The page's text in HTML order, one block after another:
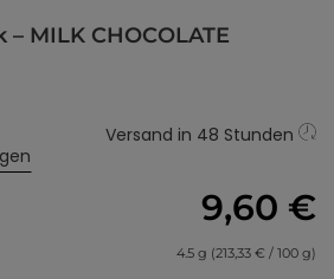
MILK CHOCOLATE
Versand in 48 Stunden
9,60 €
4.5 g (213,33 € / 100 g)